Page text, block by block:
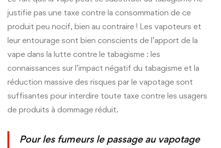
justifie pas une taxe contre la consommation de ce
produit peu nocif, bien au contraire ! Les vapoteurs et
leur entourage sont bien conscients de l’apport de la
vape dans la lutte contre le tabagisme : les
connaissances sur l’impact négatif du tabagisme et la
réduction massive des risques par le vapotage sont
suffisantes pour interdire toute taxe contre les usagers
de produits à dommage réduit.
Pour les fumeurs le passage au vapotage